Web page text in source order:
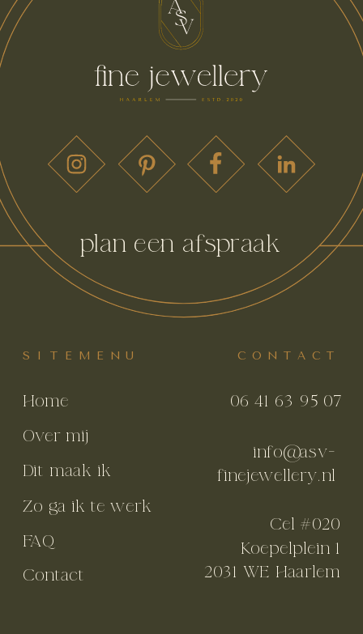
Cel #020
Koepelplein 1
2031 WE Haarlem
info@asv-
finejewellery.nl
06 41 63 95 07
CONTACT
Contact
FAQ
Zo ga ik te werk
Dit maak ik
Over mij
Home
SITEMENU
plan een afspraak